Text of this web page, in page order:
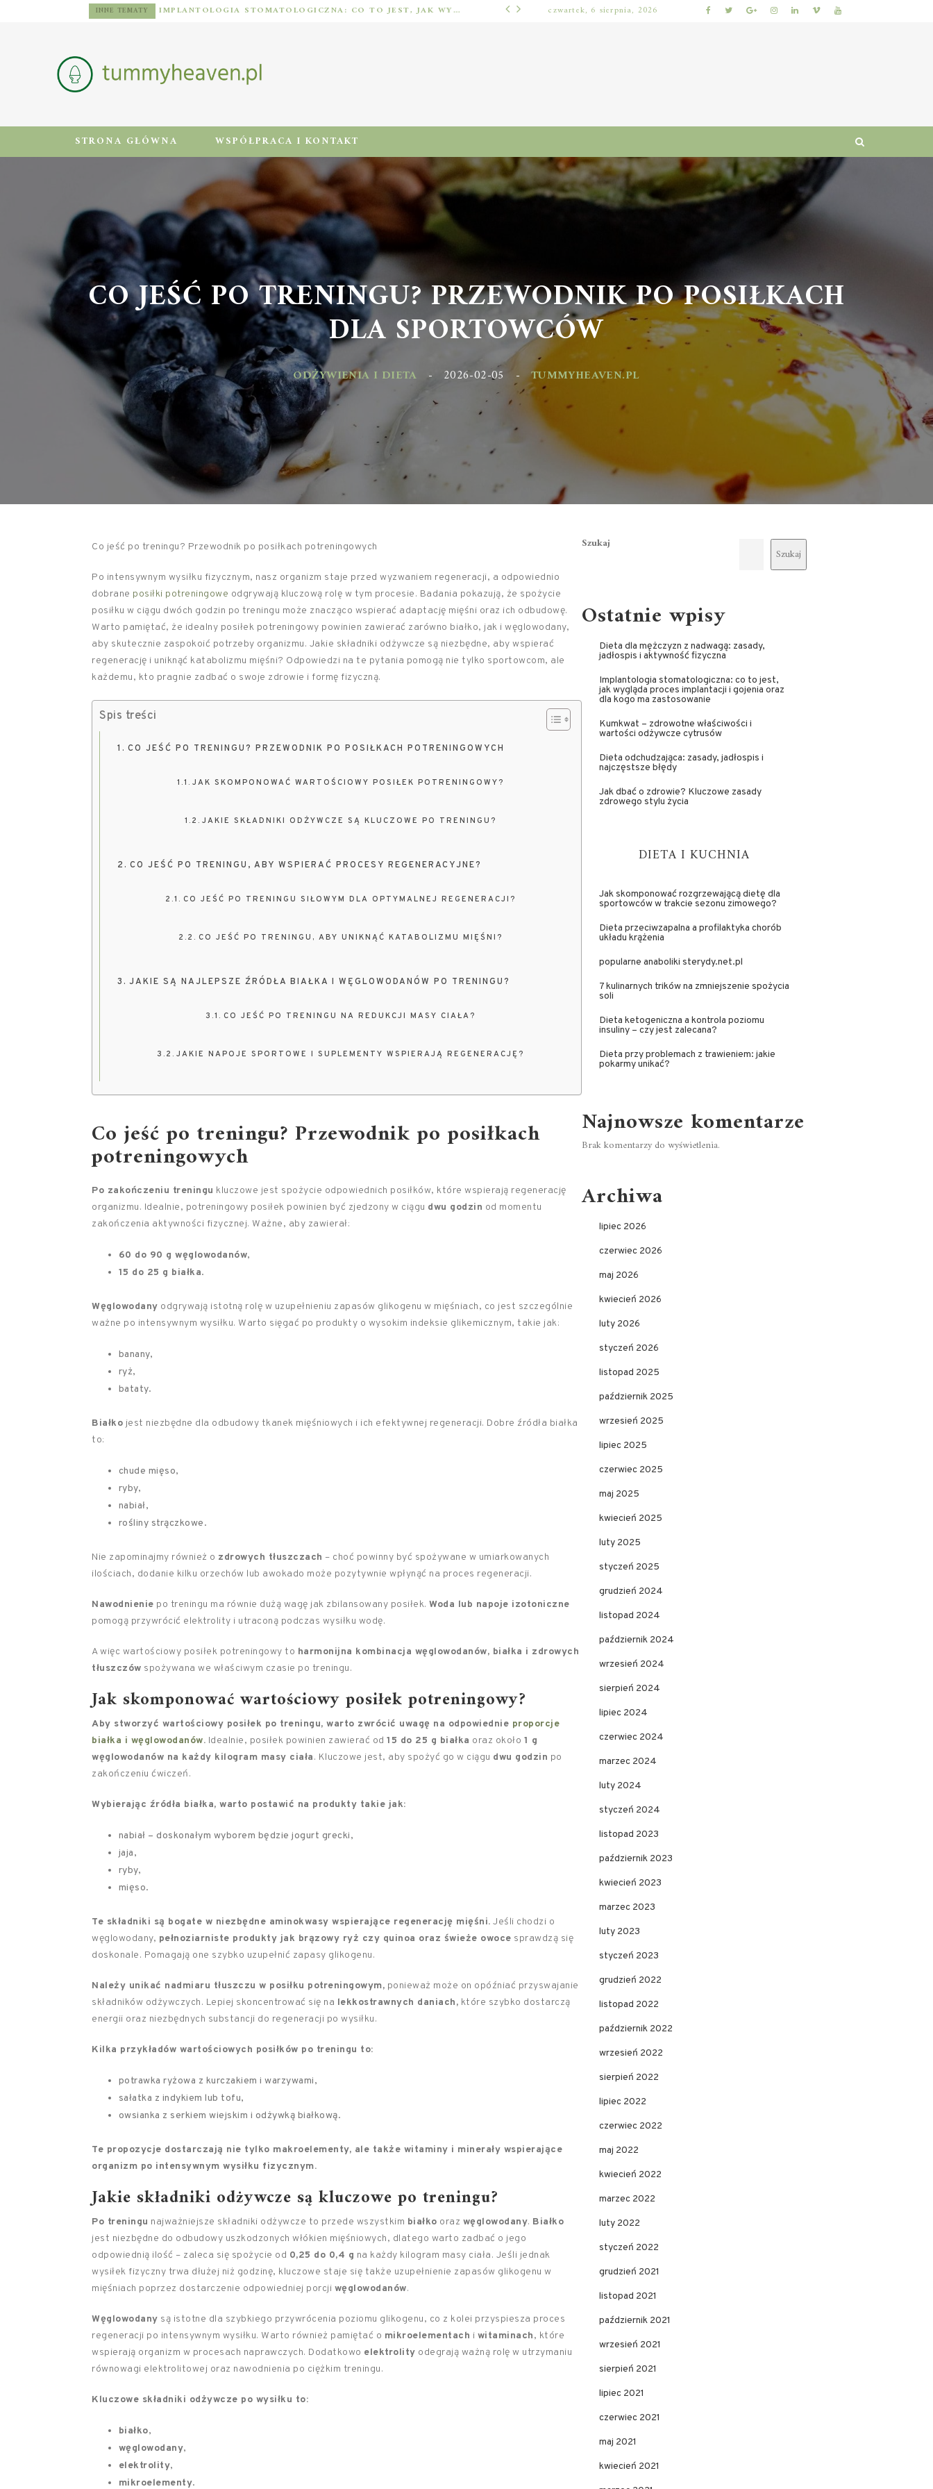
INNE TEMATY IMPLANTOLOGIA STOMATOLOGICZNA: CO TO JEST, JAK WYGLĄDA PROCES IMPLANTACJI I GOJENIA ORAZ DLA KOGO MA ZASTOSOWANIE ODŻYWIENIA I DIETA
czwartek, 6 sierpnia, 2026
STRONA GŁÓWNA WSPÓŁPRACA I KONTAKT
CO JEŚĆ PO TRENINGU? PRZEWODNIK PO POSIŁKACH
DLA SPORTOWCÓW
ODŻYWIENIA I DIETA - TUMMYHEAVEN.PL
Co jeść po treningu? Przewodnik po posiłkach potreningowych
Po intensywnym wysiłku fizycznym, nasz organizm staje przed wyzwaniem regeneracji, a odpowiednio
dobrane posiłki potreningowe odgrywają kluczową rolę w tym procesie. Badania pokazują, że spożycie
posiłku w ciągu dwóch godzin po treningu może znacząco wspierać adaptację mięśni oraz ich odbudowę.
Warto pamiętać, że idealny posiłek potreningowy powinien zawierać zarówno białko, jak i węglowodany,
aby skutecznie zaspokoić potrzeby organizmu. Jakie składniki odżywcze są niezbędne, aby wspierać
regenerację i uniknąć katabolizmu mięśni? Odpowiedzi na te pytania pomogą nie tylko sportowcom, ale
każdemu, kto pragnie zadbać o swoje zdrowie i formę fizyczną.
Spis treści
CO JEŚĆ PO TRENINGU? PRZEWODNIK PO POSIŁKACH POTRENINGOWYCH
JAK SKOMPONOWAĆ WARTOŚCIOWY POSIŁEK POTRENINGOWY?
JAKIE SKŁADNIKI ODŻYWCZE SĄ KLUCZOWE PO TRENINGU?
CO JEŚĆ PO TRENINGU, ABY WSPIERAĆ PROCESY REGENERACYJNE?
CO JEŚĆ PO TRENINGU SIŁOWYM DLA OPTYMALNEJ REGENERACJI?
CO JEŚĆ PO TRENINGU, ABY UNIKNĄĆ KATABOLIZMU MIĘŚNI?
JAKIE SĄ NAJLEPSZE ŹRÓDŁA BIAŁKA I WĘGLOWODANÓW PO TRENINGU?
CO JEŚĆ PO TRENINGU NA REDUKCJI MASY CIAŁA?
JAKIE NAPOJE SPORTOWE I SUPLEMENTY WSPIERAJĄ REGENERACJĘ?
Co jeść po treningu? Przewodnik po posiłkach
potreningowych
Po zakończeniu treningu kluczowe jest spożycie odpowiednich posiłków, które wspierają regenerację
organizmu. Idealnie, potreningowy posiłek powinien być zjedzony w ciągu dwu godzin od momentu
zakończenia aktywności fizycznej. Ważne, aby zawierał:
60 do 90 g węglowodanów,
15 do 25 g białka.
Węglowodany odgrywają istotną rolę w uzupełnieniu zapasów glikogenu w mięśniach, co jest szczególnie
ważne po intensywnym wysiłku. Warto sięgać po produkty o wysokim indeksie glikemicznym, takie jak:
banany,
ryż,
bataty.
Białko jest niezbędne dla odbudowy tkanek mięśniowych i ich efektywnej regeneracji. Dobre źródła białka
to:
chude mięso,
ryby,
nabiał,
rośliny strączkowe.
Nie zapominajmy również o zdrowych tłuszczach – choć powinny być spożywane w umiarkowanych
ilościach, dodanie kilku orzechów lub awokado może pozytywnie wpłynąć na proces regeneracji.
Nawodnienie po treningu ma równie dużą wagę jak zbilansowany posiłek. Woda lub napoje izotoniczne
pomogą przywrócić elektrolity i utraconą podczas wysiłku wodę.
A więc wartościowy posiłek potreningowy to harmonijna kombinacja węglowodanów, białka i zdrowych
tłuszczów spożywana we właściwym czasie po treningu.
Jak skomponować wartościowy posiłek potreningowy?
Aby stworzyć wartościowy posiłek po treningu, warto zwrócić uwagę na odpowiednie proporcje
białka i węglowodanów. Idealnie, posiłek powinien zawierać od 15 do 25 g białka oraz około 1 g
węglowodanów na każdy kilogram masy ciała. Kluczowe jest, aby spożyć go w ciągu dwu godzin po
zakończeniu ćwiczeń.
Wybierając źródła białka, warto postawić na produkty takie jak:
nabiał – doskonałym wyborem będzie jogurt grecki,
jaja,
ryby,
mięso.
Te składniki są bogate w niezbędne aminokwasy wspierające regenerację mięśni. Jeśli chodzi o
węglowodany, pełnoziarniste produkty jak brązowy ryż czy quinoa oraz świeże owoce sprawdzą się
doskonale. Pomagają one szybko uzupełnić zapasy glikogenu.
Należy unikać nadmiaru tłuszczu w posiłku potreningowym, ponieważ może on opóźniać przyswajanie
składników odżywczych. Lepiej skoncentrować się na lekkostrawnych daniach, które szybko dostarczą
energii oraz niezbędnych substancji do regeneracji po wysiłku.
Kilka przykładów wartościowych posiłków po treningu to:
potrawka ryżowa z kurczakiem i warzywami,
sałatka z indykiem lub tofu,
owsianka z serkiem wiejskim i odżywką białkową.
Te propozycje dostarczają nie tylko makroelementy, ale także witaminy i minerały wspierające
organizm po intensywnym wysiłku fizycznym.
Jakie składniki odżywcze są kluczowe po treningu?
Po treningu najważniejsze składniki odżywcze to przede wszystkim białko oraz węglowodany. Białko
jest niezbędne do odbudowy uszkodzonych włókien mięśniowych, dlatego warto zadbać o jego
odpowiednią ilość – zaleca się spożycie od 0,25 do 0,4 g na każdy kilogram masy ciała. Jeśli jednak
wysiłek fizyczny trwa dłużej niż godzinę, kluczowe staje się także uzupełnienie zapasów glikogenu w
mięśniach poprzez dostarczenie odpowiedniej porcji węglowodanów.
Węglowodany są istotne dla szybkiego przywrócenia poziomu glikogenu, co z kolei przyspiesza proces
regeneracji po intensywnym wysiłku. Warto również pamiętać o mikroelementach i witaminach, które
wspierają organizm w procesach naprawczych. Dodatkowo elektrolity odegrają ważną rolę w utrzymaniu
równowagi elektrolitowej oraz nawodnienia po ciężkim treningu.
Kluczowe składniki odżywcze po wysiłku to:
białko,
węglowodany,
elektrolity,
mikroelementy.
Szukaj
Szukaj
Ostatnie wpisy
Dieta dla mężczyzn z nadwagą: zasady,
jadłospis i aktywność fizyczna
Implantologia stomatologiczna: co to jest,
jak wygląda proces implantacji i gojenia oraz
dla kogo ma zastosowanie
Kumkwat – zdrowotne właściwości i
wartości odżywcze cytrusów
Dieta odchudzająca: zasady, jadłospis i
najczęstsze błędy
Jak dbać o zdrowie? Kluczowe zasady
zdrowego stylu życia
DIETA I KUCHNIA
Jak skomponować rozgrzewającą dietę dla
sportowców w trakcie sezonu zimowego?
Dieta przeciwzapalna a profilaktyka chorób
układu krążenia
popularne anaboliki sterydy.net.pl
7 kulinarnych trików na zmniejszenie spożycia
soli
Dieta ketogeniczna a kontrola poziomu
insuliny – czy jest zalecana?
Dieta przy problemach z trawieniem: jakie
pokarmy unikać?
Najnowsze komentarze
Brak komentarzy do wyświetlenia.
Archiwa
lipiec 2026
czerwiec 2026
maj 2026
kwiecień 2026
luty 2026
styczeń 2026
listopad 2025
październik 2025
wrzesień 2025
lipiec 2025
czerwiec 2025
maj 2025
kwiecień 2025
luty 2025
styczeń 2025
grudzień 2024
listopad 2024
październik 2024
wrzesień 2024
sierpień 2024
lipiec 2024
czerwiec 2024
marzec 2024
luty 2024
styczeń 2024
listopad 2023
październik 2023
kwiecień 2023
marzec 2023
luty 2023
styczeń 2023
grudzień 2022
listopad 2022
październik 2022
wrzesień 2022
sierpień 2022
lipiec 2022
czerwiec 2022
maj 2022
kwiecień 2022
marzec 2022
luty 2022
styczeń 2022
grudzień 2021
listopad 2021
październik 2021
wrzesień 2021
sierpień 2021
lipiec 2021
czerwiec 2021
maj 2021
kwiecień 2021